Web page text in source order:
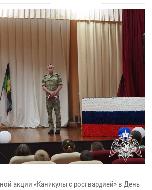
акции «Каникулы с росгвардией» в День